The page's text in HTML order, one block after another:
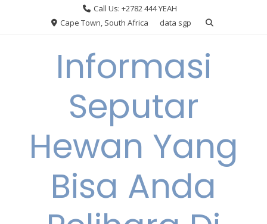
Call Us: +2782 444 YEAH
Cape Town, South Africa
data sgp
Informasi
Seputar
Hewan Yang
Bisa Anda